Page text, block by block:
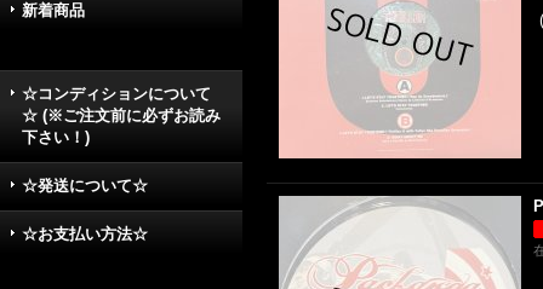
新着商品
☆コンディションについて
☆ (※ご注文前に必ずお読み
下さい！)
☆発送について☆
☆お支払い方法☆